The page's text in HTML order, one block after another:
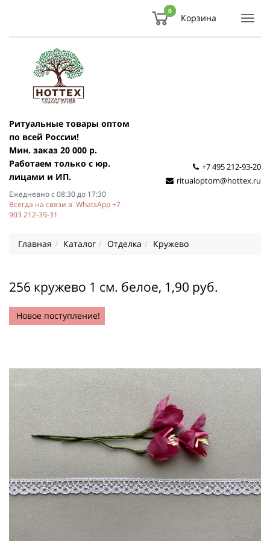
0
Корзина
Ритуальные товары оптом
по всей России!
Мин. заказ 20 000 р.
Работаем только с юр.
лицами и ИП.
Ежедневно с 08:30 до 17:30
Всегда на связи в WhatsApp +7
903 212-39-31
+7 495 212-93-20
ritualoptom@hottex.ru
Главная Каталог Отделка Кружево
256 кружево 1 см. белое, 1,90 руб.
Новое поступление!